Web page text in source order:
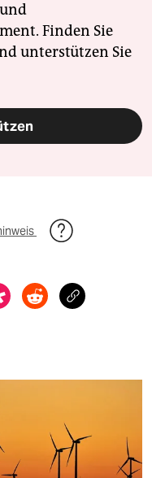
Finden Sie
unterstützen Sie